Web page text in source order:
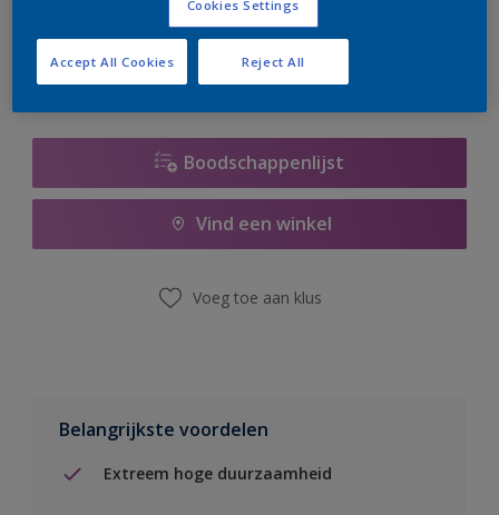
er hard aan om de voorraad aan te vullen.
Boodschappenlijst
Vind een winkel
Voeg toe aan klus
Belangrijkste voordelen
Extreem hoge duurzaamheid
Cookies Settings
Reject All
Accept All Cookies